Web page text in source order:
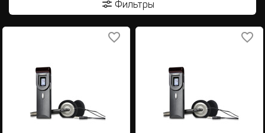
Фильтры